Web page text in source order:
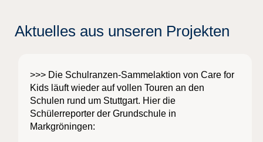
Aktuelles aus unseren Projekten
>>> Die Schulranzen-Sammelaktion von Care for
Kids läuft wieder auf vollen Touren an den
Schulen rund um Stuttgart. Hier die
Schülerreporter der Grundschule in
Markgröningen: